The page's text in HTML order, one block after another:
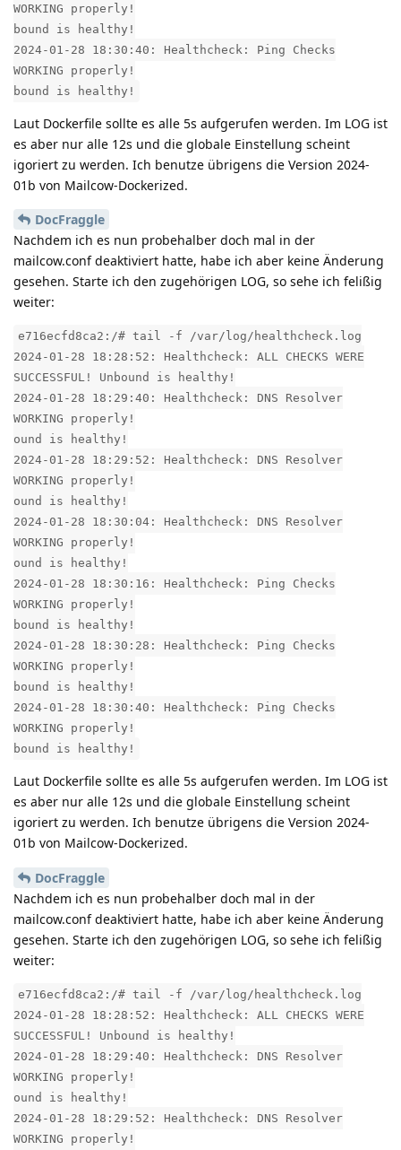
WORKING properly!
bound is healthy!
2024-01-28 18:30:40: Healthcheck: Ping Checks
WORKING properly!
bound is healthy!
Laut Dockerfile sollte es alle 5s aufgerufen werden. Im LOG ist
es aber nur alle 12s und die globale Einstellung scheint
igoriert zu werden. Ich benutze übrigens die Version 2024-
01b von Mailcow-Dockerized.
DocFraggle
Nachdem ich es nun probehalber doch mal in der
mailcow.conf deaktiviert hatte, habe ich aber keine Änderung
gesehen. Starte ich den zugehörigen LOG, so sehe ich felißig
weiter:
e716ecfd8ca2:/# tail -f /var/log/healthcheck.log
2024-01-28 18:28:52: Healthcheck: ALL CHECKS WERE
SUCCESSFUL! Unbound is healthy!
2024-01-28 18:29:40: Healthcheck: DNS Resolver
WORKING properly!
ound is healthy!
2024-01-28 18:29:52: Healthcheck: DNS Resolver
WORKING properly!
ound is healthy!
2024-01-28 18:30:04: Healthcheck: DNS Resolver
WORKING properly!
ound is healthy!
2024-01-28 18:30:16: Healthcheck: Ping Checks
WORKING properly!
bound is healthy!
2024-01-28 18:30:28: Healthcheck: Ping Checks
WORKING properly!
bound is healthy!
2024-01-28 18:30:40: Healthcheck: Ping Checks
WORKING properly!
bound is healthy!
Laut Dockerfile sollte es alle 5s aufgerufen werden. Im LOG ist
es aber nur alle 12s und die globale Einstellung scheint
igoriert zu werden. Ich benutze übrigens die Version 2024-
01b von Mailcow-Dockerized.
DocFraggle
Nachdem ich es nun probehalber doch mal in der
mailcow.conf deaktiviert hatte, habe ich aber keine Änderung
gesehen. Starte ich den zugehörigen LOG, so sehe ich felißig
weiter:
e716ecfd8ca2:/# tail -f /var/log/healthcheck.log
2024-01-28 18:28:52: Healthcheck: ALL CHECKS WERE
SUCCESSFUL! Unbound is healthy!
2024-01-28 18:29:40: Healthcheck: DNS Resolver
WORKING properly!
ound is healthy!
2024-01-28 18:29:52: Healthcheck: DNS Resolver
WORKING properly!